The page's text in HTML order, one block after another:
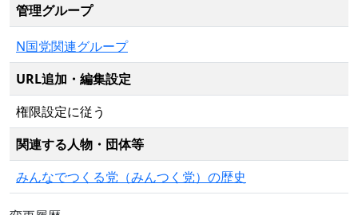
管理グループ
N国党関連グループ
URL追加・編集設定
権限設定に従う
関連する人物・団体等
みんなでつくる党（みんつく党）の歴史